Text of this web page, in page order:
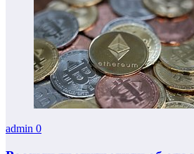
admin 0